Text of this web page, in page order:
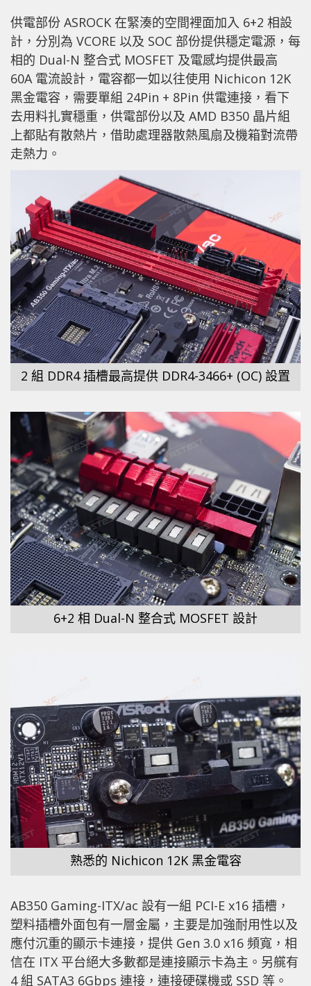
供電部份 ASROCK 在緊湊的空間裡面加入 6+2 相設
計，分別為 VCORE 以及 SOC 部份提供穩定電源，每
相的 Dual-N 整合式 MOSFET 及電感均提供最高
60A 電流設計，電容都一如以往使用 Nichicon 12K
黑金電容，需要單組 24Pin + 8Pin 供電連接，看下
去用料扎實穩重，供電部份以及 AMD B350 晶片組
上都貼有散熱片，借助處理器散熱風扇及機箱對流帶
走熱力。
2 組 DDR4 插槽最高提供 DDR4-3466+ (OC) 設置
6+2 相 Dual-N 整合式 MOSFET 設計
熟悉的 Nichicon 12K 黑金電容
AB350 Gaming-ITX/ac 設有一組 PCI-E x16 插槽，
塑料插槽外面包有一層金屬，主要是加強耐用性以及
應付沉重的顯示卡連接，提供 Gen 3.0 x16 頻寬，相
信在 ITX 平台絕大多數都是連接顯示卡為主。另艞有
4 組 SATA3 6Gbps 連接，連接硬碟機或 SSD 等。